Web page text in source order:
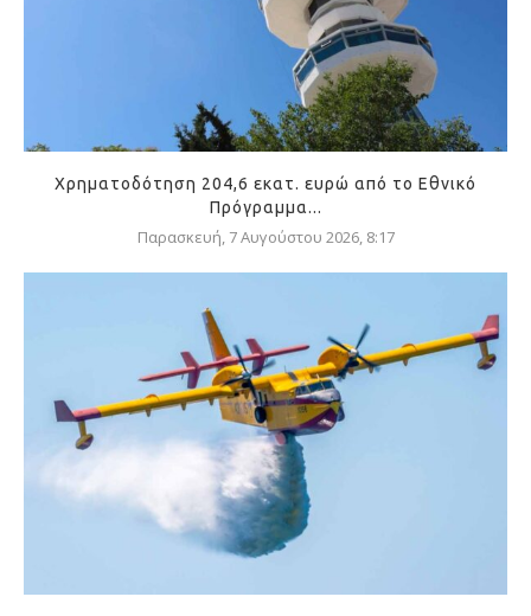
Χρηματοδότηση 204,6 εκατ. ευρώ από το Εθνικό
Πρόγραμμα...
Παρασκευή, 7 Αυγούστου 2026, 8:17